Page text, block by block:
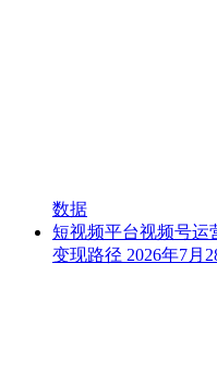
数据
短视频平台视频号运
变现路径 2026年7月